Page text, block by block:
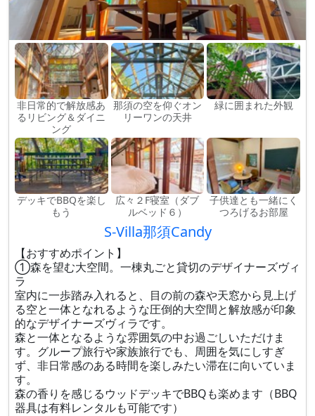
非日常的で解放感あ
るリビング＆ダイニ
ング
那須の空を仰ぐオン
リーワンの天井
緑に囲まれた外観
デッキでBBQを楽し
もう
広々２F寝室（ダブ
ルベッド６）
子供達とも一緒にく
つろげるお部屋
S-Villa那須Candy
【おすすめポイント】
①森を望む大空間。一棟丸ごと貸切のデザイナーズヴィ
ラ
室内に一歩踏み入れると、目の前の森や天窓から見上げ
る空と一体となれるような圧倒的大空間と解放感が印象
的なデザイナーズヴィラです。
森と一体となるような雰囲気の中お過ごしいただけま
す。グループ旅行や家族旅行でも、周囲を気にしすぎ
ず、非日常感のある時間を楽しみたい滞在に向いていま
す。
森の香りを感じるウッドデッキでBBQも楽めます（BBQ
器具は有料レンタルも可能です）